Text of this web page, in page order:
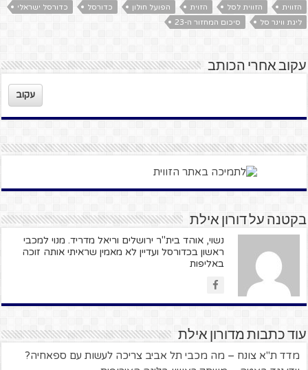
הזווית
הזווית לסל הזוית הפועל חולון כדורסל
כדורסל ישראלי
ליגת ווינר סל
סיכום המחזור ה-23
עקוב אחרי הכותב
עקוב
בקטנה על דורון אילת
נשוי, אוהד בית"ר ירושלים וריאל מדריד. מנוי למכבי
ראשון בכדורסל ועדיין לא מאמין שראיתי אותה זוכה
באליפות
עוד כתבות מדורון אילת
מדד ת"א צונח – מה מכבי תל אביב צריכה לעשות עם ספאחיה?